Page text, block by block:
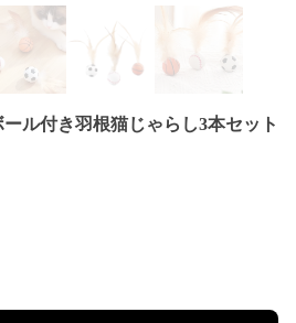
ル付き羽根猫じゃらし3本セット